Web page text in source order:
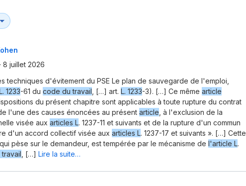
· 8 juillet 2026
techniques d'évitement du PSE Le plan de sauvegarde de l'emploi,
1233-61 du code du travail , […] art. L. 1233-3). […] Ce même article
du présent chapitre sont applicables à toute rupture du contrat
l'une des causes énoncées au présent article , à l'exclusion de la
visée aux articles L. 1237-11 et suivants et de la rupture d'un commun
d'un accord collectif visée aux articles L. 1237-17 et suivants ». […] Cette
pèse sur le demandeur, est tempérée par le mécanisme de l'article L.
, […] Lire la suite…